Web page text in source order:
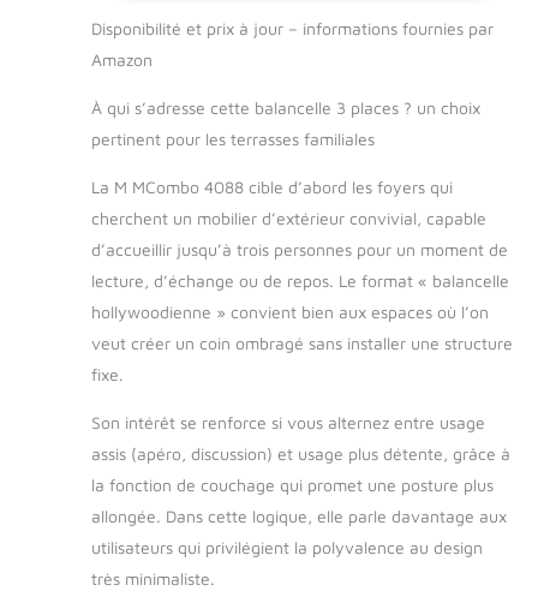
Toit réglable,
assise. Le siège peut
selon vos besoins,
de sorte que vous
sieste. 2 coussins
lombaires
supplémentaires
peuvent bien
soutenir la longe ou
la tête. Stable et
durable : le cadre en
travaillé et revêtu par
poudre, donc la
balançoire est
antirouille, résistant à
intempéries. Grâce
Disponibilité et prix à jour – informations fournies par
Amazon
À qui s’adresse cette balancelle 3 places ? un choix
pertinent pour les terrasses familiales
La M MCombo 4088 cible d’abord les foyers qui
cherchent un mobilier d’extérieur convivial, capable
d’accueillir jusqu’à trois personnes pour un moment de
lecture, d’échange ou de repos. Le format « balancelle
hollywoodienne » convient bien aux espaces où l’on
veut créer un coin ombragé sans installer une structure
fixe.
Son intérêt se renforce si vous alternez entre usage
assis (apéro, discussion) et usage plus détente, grâce à
la fonction de couchage qui promet une posture plus
allongée. Dans cette logique, elle parle davantage aux
utilisateurs qui privilégient la polyvalence au design
très minimaliste.